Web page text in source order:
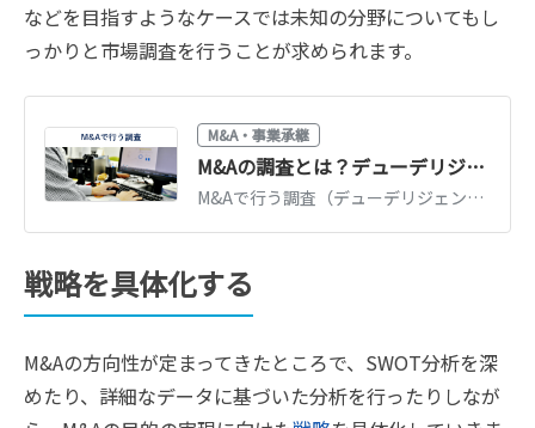
などを目指すようなケースでは未知の分野についてもし
っかりと市場調査を行うことが求められます。
M&A・事業承継
M&Aの調査とは？デューデリジェンスの種類・内容・費用を徹底解説
M&Aで行う調査（デューデリジェンス）の全体像を解説。財務・法務・ビジネス・労務など種類別の調査内容、費用相場、調査で見つかる問題と対処法を紹介します。
戦略を具体化する
M&Aの方向性が定まってきたところで、SWOT分析を深
めたり、詳細なデータに基づいた分析を行ったりしなが